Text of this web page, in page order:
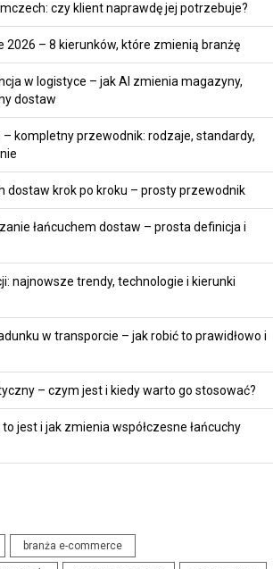
czy klient naprawdę jej potrzebuje?
2026 – 8 kierunków, które zmienią branżę
w logistyce – jak AI zmienia magazyny,
dostaw
– kompletny przewodnik: rodzaje, standardy,
dostaw krok po kroku – prosty przewodnik
łańcuchem dostaw – prosta definicja i
najnowsze trendy, technologie i kierunki
w transporcie – jak robić to prawidłowo i
– czym jest i kiedy warto go stosować?
jest i jak zmienia współczesne łańcuchy
branża e-commerce